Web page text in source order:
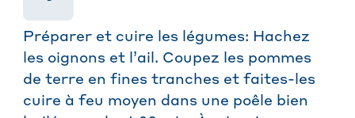
Préparer et cuire les légumes: Hachez
les oignons et l’ail. Coupez les pommes
de terre en fines tranches et faites-les
cuire à feu moyen dans une poêle bien